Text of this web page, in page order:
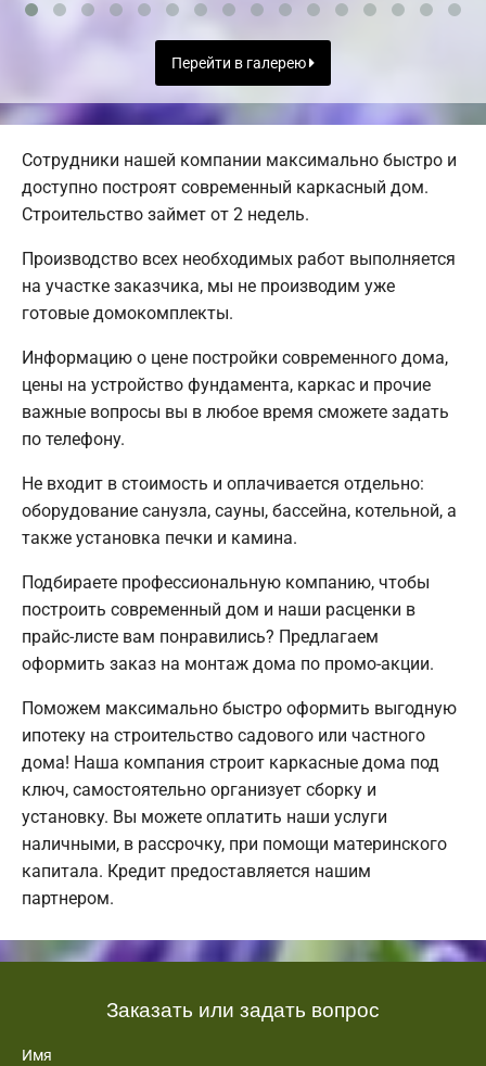
Перейти в галерею
Сотрудники нашей компании максимально быстро и
доступно построят современный каркасный дом.
Строительство займет от 2 недель.
Производство всех необходимых работ выполняется
на участке заказчика, мы не производим уже
готовые домокомплекты.
Информацию о цене постройки современного дома,
цены на устройство фундамента, каркас и прочие
важные вопросы вы в любое время сможете задать
по телефону.
Не входит в стоимость и оплачивается отдельно:
оборудование санузла, сауны, бассейна, котельной, а
также установка печки и камина.
Подбираете профессиональную компанию, чтобы
построить современный дом и наши расценки в
прайс-листе вам понравились? Предлагаем
оформить заказ на монтаж дома по промо-акции.
Поможем максимально быстро оформить выгодную
ипотеку на строительство садового или частного
дома! Наша компания строит каркасные дома под
ключ, самостоятельно организует сборку и
установку. Вы можете оплатить наши услуги
наличными, в рассрочку, при помощи материнского
капитала. Кредит предоставляется нашим
партнером.
Заказать или задать вопрос
Имя